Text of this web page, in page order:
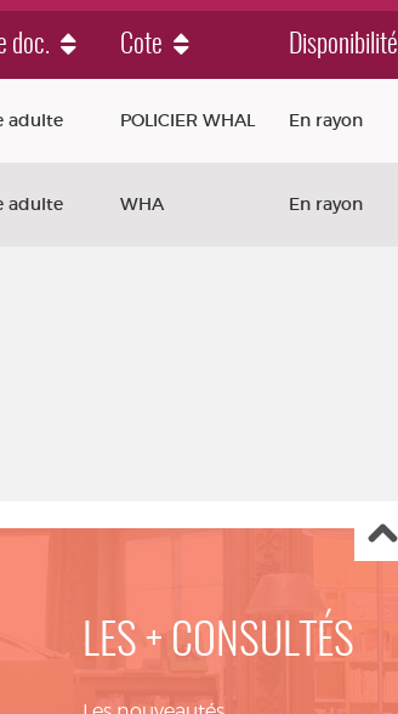
doc. Cote Disponibilité
adulte POLICIER WHAL En rayon
adulte WHA En rayon
LES + CONSULTÉS